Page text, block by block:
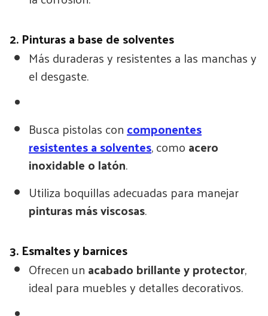
2. Pinturas a base de solventes
Más duraderas y resistentes a las manchas y
el desgaste.
Busca pistolas concomponentes
resistentes a solventes, comoacero
inoxidable o latón.
Utiliza boquillas adecuadas para manejar
pinturas más viscosas.
3. Esmaltes y barnices
Ofrecen unacabado brillante y protector,
ideal para muebles y detalles decorativos.